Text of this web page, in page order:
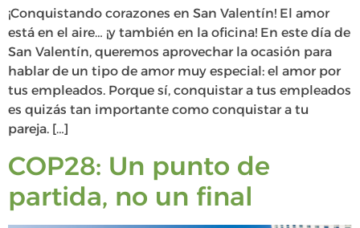
¡Conquistando corazones en San Valentín! El amor
está en el aire… ¡y también en la oficina! En este día de
San Valentín, queremos aprovechar la ocasión para
hablar de un tipo de amor muy especial: el amor por
tus empleados. Porque sí, conquistar a tus empleados
es quizás tan importante como conquistar a tu
pareja. […]
COP28: Un punto de
partida, no un final